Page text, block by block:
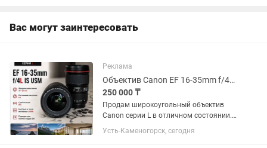
Вас могут заинтересовать
Реклама
Объектив Canon EF 16-35mm f/4L IS USM
250 000 ₸
Продам широкоугольный объектив
Canon серии L в отличном состоянии.
Canon EF 16-35mm f/4L IS USM.
Отличное состояние, стекла чистые,
Усть-Каменогорск, сегодня